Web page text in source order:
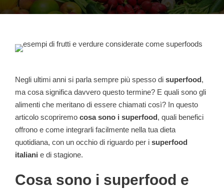
Negli ultimi anni si parla sempre più spesso di superfood,
ma cosa significa davvero questo termine? E quali sono gli
alimenti che meritano di essere chiamati così? In questo
articolo scopriremo cosa sono i superfood, quali benefici
offrono e come integrarli facilmente nella tua dieta
quotidiana, con un occhio di riguardo per i superfood
italiani e di stagione.
Cosa sono i superfood e